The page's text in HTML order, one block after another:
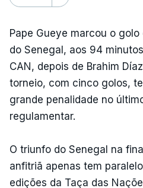
Pape Gueye marcou o
do Senegal, aos 94
CAN, depois de Brahim
torneio, com cinco golos,
grande penalidade no
regulamentar.
O triunfo do Senegal na
anfitriã apenas tem
edições da Taça das